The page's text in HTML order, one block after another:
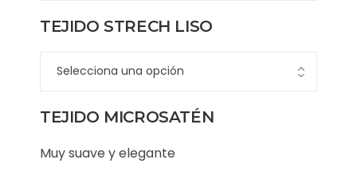
TEJIDO STRECH LISO
TEJIDO MICROSATÉN
Muy suave y elegante